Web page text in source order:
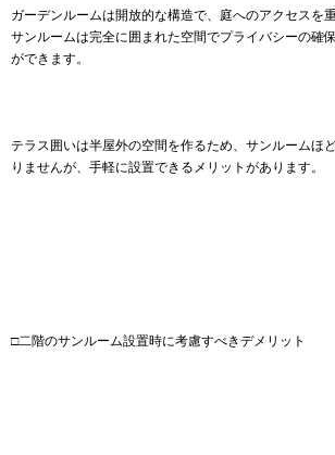
ガーデンルームは開放的な構造で、庭へのアクセスを
サンルームは完全に囲まれた空間でプライバシーの確
ができます。
テラス囲いは半屋外の空間を作るため、サンルームほ
りませんが、手軽に設置できるメリットがあります。
□二階のサンルーム設置時に考慮すべきデメリット